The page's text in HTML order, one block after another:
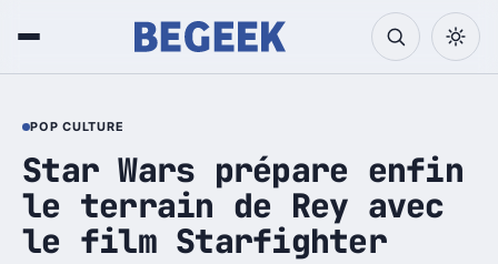
POP CULTURE
Star Wars prépare enfin
le terrain de Rey avec
le film Starfighter